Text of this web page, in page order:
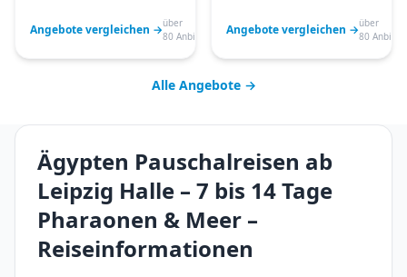
Angebote vergleichen →über
80 Anbieter
Angebote vergleichen →über
80
Alle Angebote →
Ägypten Pauschalreisen ab
Leipzig Halle – 7 bis 14 Tage
Pharaonen & Meer –
Reiseinformationen